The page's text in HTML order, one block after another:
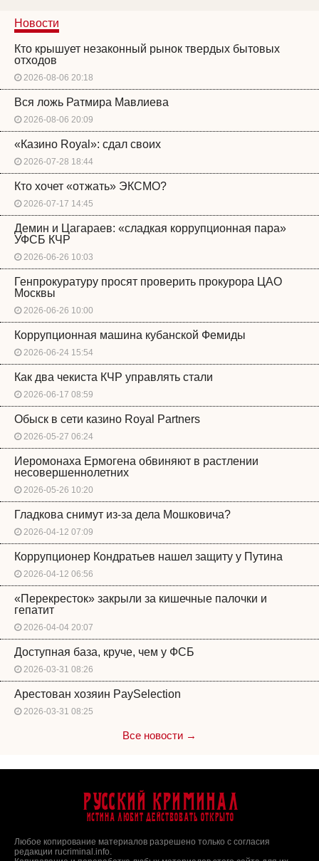
Новости
Кто крышует незаконный рынок твердых бытовых
отходов
2026-08-06 20:18
Вся ложь Ратмира Мавлиева
2026-08-06 20:09
«Казино Royal»: сдал своих
2026-07-28 18:44
Кто хочет «отжать» ЭКСМО?
2026-07-17 14:45
Демин и Цагараев: «сладкая коррупционная пара»
УФСБ КЧР
2026-06-26 10:03
Генпрокуратуру просят проверить прокурора ЦАО
Москвы
2026-06-26 10:00
Коррупционная машина кубанской Фемиды
2026-06-24 15:54
Как два чекиста КЧР управлять стали
2026-06-17 08:59
Обыск в сети казино Royal Partners
2026-05-27 06:24
Иеромонаха Ермогена обвиняют в растлении
несовершеннолетних
2026-05-26 10:20
Гладкова снимут из-за дела Мошковича?
2026-04-12 07:09
Коррупционер Кондратьев нашел защиту у Путина
2026-04-12 06:56
«Перекресток» закрыли за кишечные палочки и
гепатит
2026-04-04 20:07
Доступная база, круче, чем у ФСБ
2026-03-31 08:26
Арестован хозяин PaySelection
2026-03-31 08:25
Все новости →
Русский Криминал
Истина любит действовать открыто
Любое копирование материалов разрешено только с согласия
редакции rucriminal.info.